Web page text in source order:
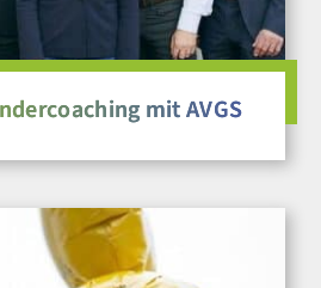
mit AVGS